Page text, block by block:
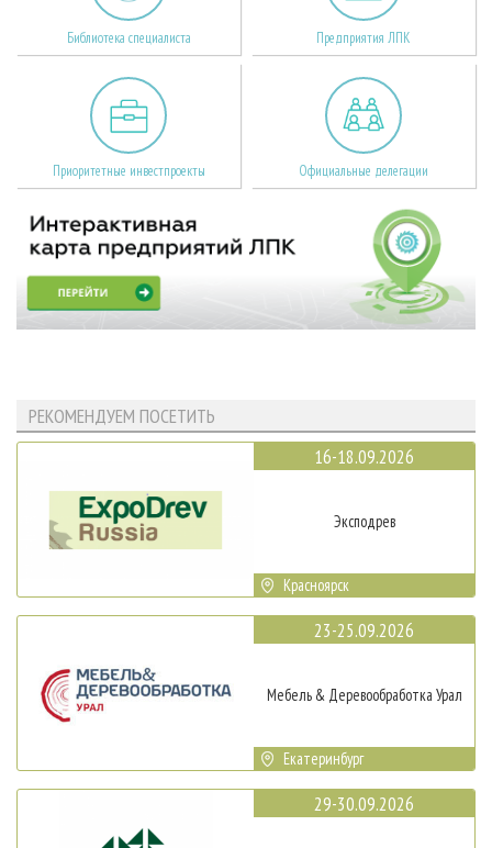
Библиотека специалиста Предприятия ЛПК
Приоритетные инвестпроекты Официальные делегации
РЕКОМЕНДУЕМ ПОСЕТИТЬ
16-18.09.2026
Эксподрев
Красноярск
23-25.09.2026
Мебель & Деревообработка Урал
Екатеринбург
29-30.09.2026